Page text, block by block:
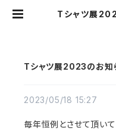
Tシャツ展
Tシャツ展2023のお知
2023/05/18 15:27
毎年恒例とさせて頂い